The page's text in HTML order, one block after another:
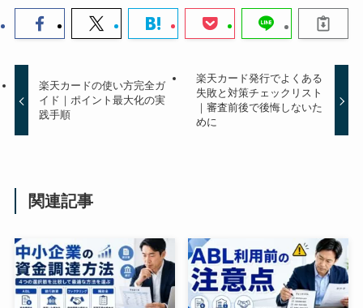
楽天カードの使い方完全ガ
イド｜ポイント最大化の実
践手順
楽天カード発行でよくある
失敗と対策チェックリスト
｜審査前後で後悔しないた
めに
関連記事